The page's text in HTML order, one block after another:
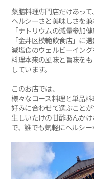
薬膳料理専門店だけあって、
ヘルシーさと美味しさを
「ナトリウムの減量参加
「金井区模範飲食店」に選
減塩食のウェルビーイング
料理本来の風味と旨味を
しています。
このお店では、
様々なコース料理と単品料
好みに合わせて選ぶことが
生しいたけの甘酢あんか
で、誰でも気軽にヘルシー